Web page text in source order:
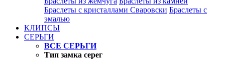
Браслеты с кристаллами Сваровски Браслеты с
эмалью
КЛИПСЫ
СЕРЬГИ
ВСЕ СЕРЬГИ
Тип замка серег